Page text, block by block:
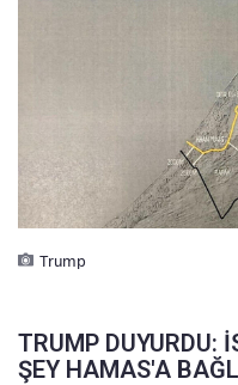
Trump
TRUMP DUYURDU:
ŞEY HAMAS'A